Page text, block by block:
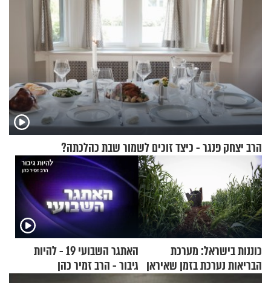
הרב יצחק פנגר - כיצד זוכים לשמור שבת כהלכתה?
כוננות בישראל: מערכת
הבריאות נערכת בזמן שאיראן
האתגר השבועי 19 - להיות
גיבור - הרב זמיר כהן